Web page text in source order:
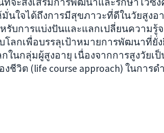
นใจได้ถึงการมีสุขภาวะที่ดีในวัยสูงอ
บการแบ่งปันและแลกเปลี่ยนความรู้
กเพื่อบรรลุเป้าหมายการพัฒนาที่ยั่ง
นกลุ่มผู้สูงอายุ เนื่องจากการสูงวัยเ
ชีวิต (life course approach) ในการด